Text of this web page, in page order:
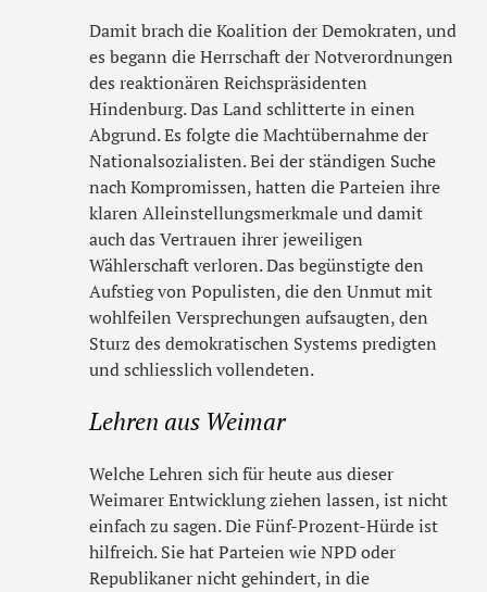
Damit brach die Koalition der Demokraten, und
es begann die Herrschaft der Notverordnungen
des reaktionären Reichspräsidenten
Hindenburg. Das Land schlitterte in einen
Abgrund. Es folgte die Machtübernahme der
Nationalsozialisten. Bei der ständigen Suche
nach Kompromissen, hatten die Parteien ihre
klaren Alleinstellungsmerkmale und damit
auch das Vertrauen ihrer jeweiligen
Wählerschaft verloren. Das begünstigte den
Aufstieg von Populisten, die den Unmut mit
wohlfeilen Versprechungen aufsaugten, den
Sturz des demokratischen Systems predigten
und schliesslich vollendeten.
Lehren aus Weimar
Welche Lehren sich für heute aus dieser
Weimarer Entwicklung ziehen lassen, ist nicht
einfach zu sagen. Die Fünf-Prozent-Hürde ist
hilfreich. Sie hat Parteien wie NPD oder
Republikaner nicht gehindert, in die